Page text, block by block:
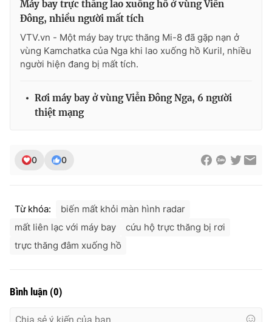
Máy bay trực thăng lao xuống hồ ở vùng Viễn
Đông, nhiều người mất tích
VTV.vn - Một máy bay trực thăng Mi-8 đã gặp nạn ở
vùng Kamchatka của Nga khi lao xuống hồ Kuril, nhiều
người hiện đang bị mất tích.
Rơi máy bay ở vùng Viễn Đông Nga, 6 người
thiệt mạng
0 0
Từ khóa:
biến mất khỏi màn hình radar
mất liên lạc với máy bay
cứu hộ trực thăng bị rơi
trực thăng đâm xuống hồ
Bình luận (0)